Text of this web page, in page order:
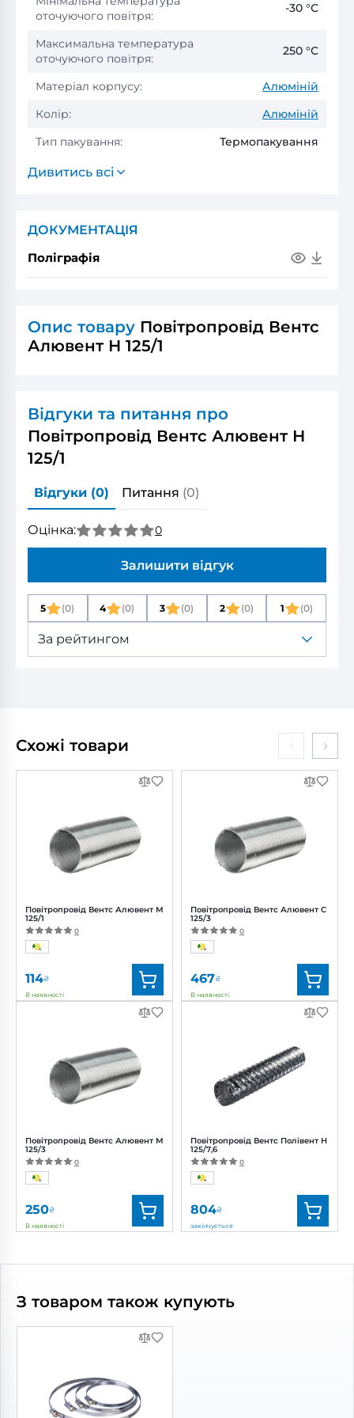
оточуючого повітря:
-30 °С
Максимальна температура
оточуючого повітря:
250 °С
Матеріал корпусу:
Алюміній
Колір:
Алюміній
Тип пакування:
Термопакування
Дивитись всі
ДОКУМЕНТАЦІЯ
Поліграфія
Опис товару Повітропровід Вентс
Алювент Н 125/1
Відгуки та питання про
Повітропровід Вентс Алювент Н
125/1
Відгуки (0) Питання (0)
Оцінка: 0
Залишити відгук
5 (0) 4 (0) 3 (0) 2 (0) 1 (0)
За рейтингом
Схожі товари
Повітропровід Вентс Алювент М
125/1
0
114₴
В наявності
Вентс
Діаметр:
125 мм
Повітропровід Вентс Алювент М
125/3
0
250₴
В наявності
Артикул: 0000219458
Повітропровід Вентс Алювент С
125/3
0
467₴
В наявності
Вентс
125 мм
Повітропровід Вентс Полівент Н
125/7,6
0
804₴
закінчується
Артикул: 0000228295
З товаром також купують